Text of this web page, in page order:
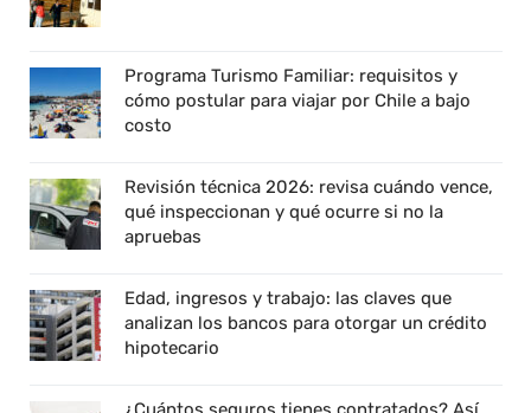
Programa Turismo Familiar: requisitos y
cómo postular para viajar por Chile a bajo
costo
Revisión técnica 2026: revisa cuándo vence,
qué inspeccionan y qué ocurre si no la
apruebas
Edad, ingresos y trabajo: las claves que
analizan los bancos para otorgar un crédito
hipotecario